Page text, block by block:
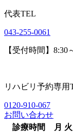
代表TEL
043-255-0061
【受付時間】
リハビリ予約専用
0120-910-067
お問い合わせ
診療時間
月 火